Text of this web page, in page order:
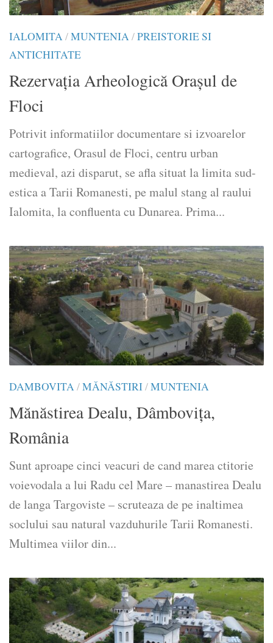
IALOMITA/MUNTENIA/PREISTORIE SI
ANTICHITATE
Rezervaţia Arheologică Oraşul de
Floci
Potrivit informatiilor documentare si izvoarelor
cartografice, Orasul de Floci, centru urban
medieval, azi disparut, se afla situat la limita sud-
estica a Tarii Romanesti, pe malul stang al raului
Ialomita, la confluenta cu Dunarea. Prima...
DAMBOVITA/MĂNĂSTIRI/MUNTENIA
Mănăstirea Dealu, Dâmbovița,
România
Sunt aproape cinci veacuri de cand marea ctitorie
voievodala a lui Radu cel Mare – manastirea Dealu
de langa Targoviste – scruteaza de pe inaltimea
soclului sau natural vazduhurile Tarii Romanesti.
Multimea viilor din...